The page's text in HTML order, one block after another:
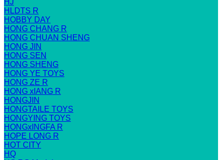
HJ
HLDTS R
HOBBY DAY
HONG CHANG R
HONG CHUAN SHENG
HONG JIN
HONG SEN
HONG SHENG
HONG YE TOYS
HONG ZE R
HONG xIANG R
HONGJIN
HONGTAILE TOYS
HONGYING TOYS
HONGxINGFA R
HOPE LONG R
HOT CITY
HQ